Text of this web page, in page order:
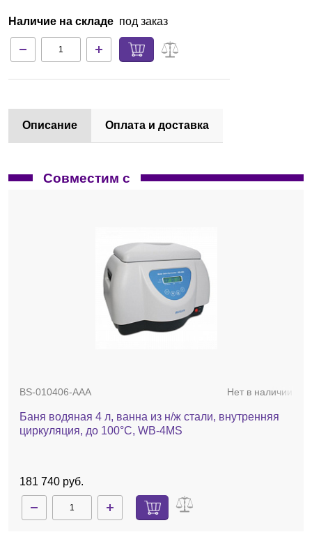
Партнеры
Технический сервис
Контакты
Наличие на складе под заказ
Описание Оплата и доставка
Совместим с
BS-010406-AAA Нет в наличии
Баня водяная 4 л, ванна из н/ж стали, внутренняя
циркуляция, до 100°С, WB-4MS
181 740 руб.